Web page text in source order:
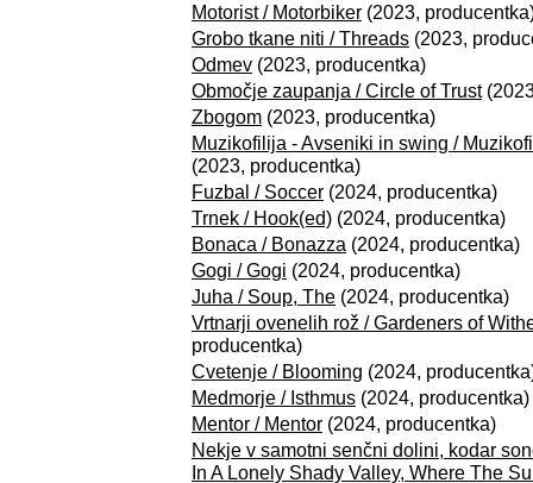
Motorist / Motorbiker (2023,
Grobo tkane niti / Threads (2023,
Odmev (2023, producentka)
Območje zaupanja / Circle of Trust
Zbogom (2023, producentka)
Muzikofilija - Avseniki in swing /
(2023, producentka)
Fuzbal / Soccer (2024, producentka)
Trnek / Hook(ed) (2024, producentka)
Bonaca / Bonazza (2024, producentka)
Gogi / Gogi (2024, producentka)
Juha / Soup, The (2024, producentka)
Vrtnarji ovenelih rož / Gardeners of
producentka)
Cvetenje / Blooming (2024,
Medmorje / Isthmus (2024, producentka)
Mentor / Mentor (2024, producentka)
Nekje v samotni senčni dolini, kodar
In A Lonely Shady Valley, Where The